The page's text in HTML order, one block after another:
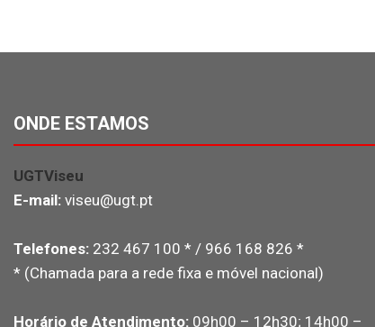
ONDE ESTAMOS
UGTViseu
E-mail: viseu@ugt.pt
Telefones: 232 467 100 * / 966 168 826 *
* (Chamada para a rede fixa e móvel nacional)
Horário de Atendimento: 09h00 – 12h30; 14h00 –